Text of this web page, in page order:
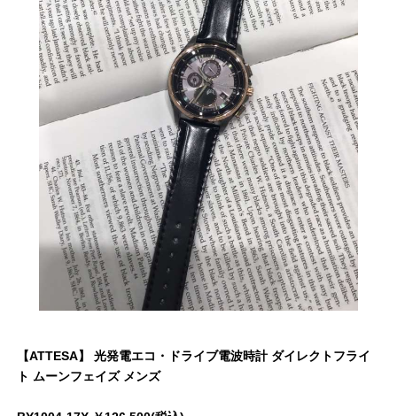
【ATTESA】 光発電エコ・ドライブ電波時計 ダイレクトフライ
ト ムーンフェイズ メンズ